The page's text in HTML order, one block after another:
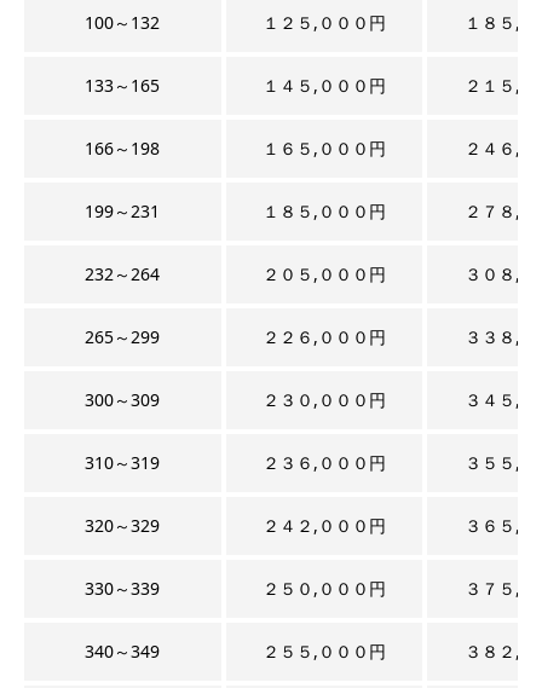
100～132 １２５,０００円 １８５,
133～165 １４５,０００円 ２１５,
166～198 １６５,０００円 ２４６,
199～231 １８５,０００円 ２７８,
232～264 ２０５,０００円 ３０８,
265～299 ２２６,０００円 ３３８,
300～309 ２３０,０００円 ３４５,
310～319 ２３６,０００円 ３５５,
320～329 ２４２,０００円 ３６５,
330～339 ２５０,０００円 ３７５,
340～349 ２５５,０００円 ３８２,